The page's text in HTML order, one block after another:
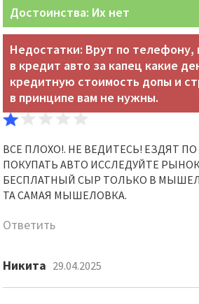
Достоинства: Их нет
Недостатки: Врут по телефону,
в кредит авто за капец какие
кредитную стоимость допы и
в принципе вам не нужны.
ВСЕ ПЛОХО!. НЕ ВЕДИТЕСЬ! ЕЗДЯТ
ПОКУПАТЬ АВТО ИССЛЕДУЙТЕ
БЕСПЛАТНЫЙ СЫР ТОЛЬКО В
ТА САМАЯ МЫШЕЛОВКА.
Ответить
Никита 29.04.2025